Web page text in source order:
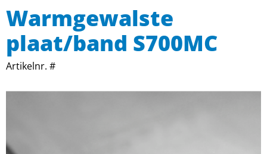
Warmgewalste
plaat/band S700MC
Artikelnr. #